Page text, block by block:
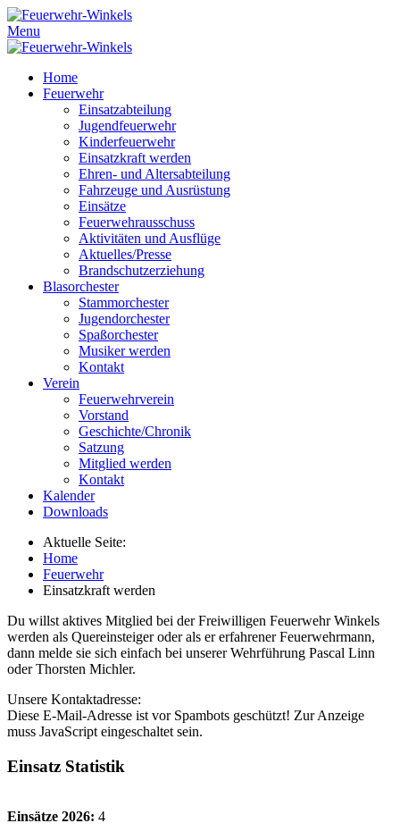
Menu
Home
Feuerwehr
Einsatzabteilung
Jugendfeuerwehr
Kinderfeuerwehr
Einsatzkraft werden
Ehren- und Altersabteilung
Fahrzeuge und Ausrüstung
Einsätze
Feuerwehrausschuss
Aktivitäten und Ausflüge
Aktuelles/Presse
Brandschutzerziehung
Blasorchester
Stammorchester
Jugendorchester
Spaßorchester
Musiker werden
Kontakt
Verein
Feuerwehrverein
Vorstand
Geschichte/Chronik
Satzung
Mitglied werden
Kontakt
Kalender
Downloads
Aktuelle Seite:
Home
Feuerwehr
Einsatzkraft werden
Du willst aktives Mitglied bei der Freiwilligen Feuerwehr Winkels
werden als Quereinsteiger oder als er erfahrener Feuerwehrmann,
dann melde sie sich einfach bei unserer Wehrführung Pascal Linn
oder Thorsten Michler.
Unsere Kontaktadresse:
Diese E-Mail-Adresse ist vor Spambots geschützt! Zur Anzeige
muss JavaScript eingeschaltet sein.
Einsatz Statistik
Einsätze 2026: 4